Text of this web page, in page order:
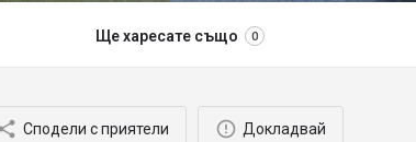
Ще харесате също 0
Сподели с приятели Докладвай